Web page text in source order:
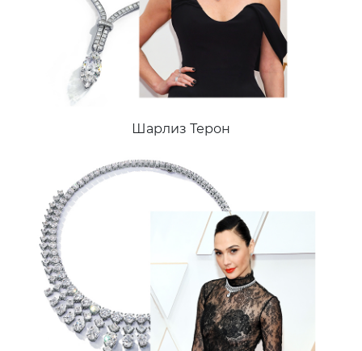
Шарлиз Терон